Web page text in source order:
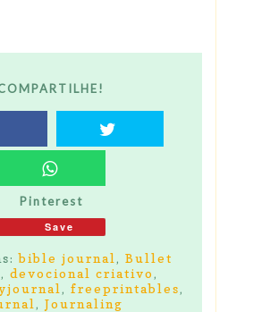
Pinterest
Save
bible journal , Bullet
, devocional criativo ,
, freeprintables,
, Journaling